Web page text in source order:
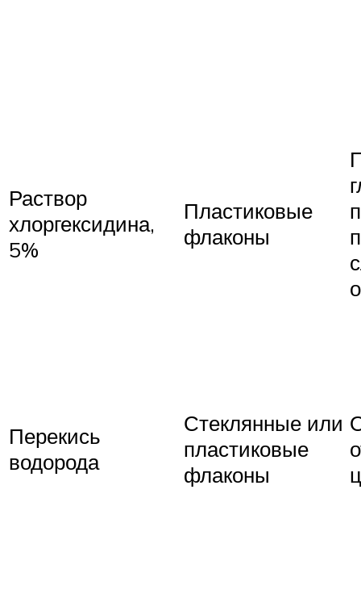
Раствор
хлоргексидина,
5%
Пластиковые
флаконы
Перекись
водорода
Стеклянные или
пластиковые
флаконы